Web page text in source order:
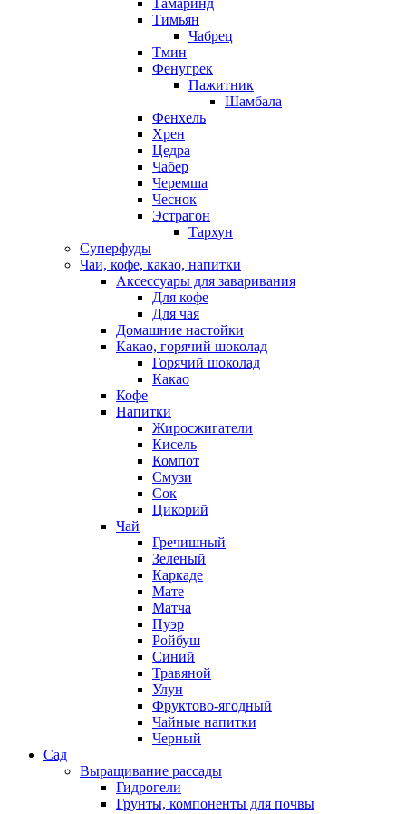
Тамаринд
Тимьян
Чабрец
Тмин
Фенугрек
Пажитник
Шамбала
Фенхель
Хрен
Цедра
Чабер
Черемша
Чеснок
Эстрагон
Тархун
Суперфуды
Чаи, кофе, какао, напитки
Аксессуары для заваривания
Для кофе
Для чая
Домашние настойки
Какао, горячий шоколад
Горячий шоколад
Какао
Кофе
Напитки
Жиросжигатели
Кисель
Компот
Смузи
Сок
Цикорий
Чай
Гречишный
Зеленый
Каркаде
Мате
Матча
Пуэр
Ройбуш
Синий
Травяной
Улун
Фруктово-ягодный
Чайные напитки
Черный
Сад
Выращивание рассады
Гидрогели
Грунты, компоненты для почвы